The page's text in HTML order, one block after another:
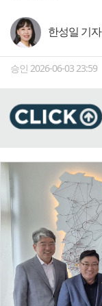
한성일 기자
승인 2026-06-03 23:59